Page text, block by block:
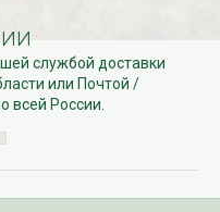
службой доставки
или Почтой /
всей России.